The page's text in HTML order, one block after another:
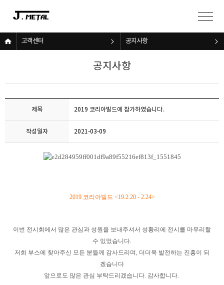
고객센터 공지사항
공지사항
제목 2019 코리아빌드에 참가하였습니다.
작성일자 2021-03-09
2019 코리아빌드 <19.2.20 - 2.24>
이번 전시회에서 많은 관심과 성원을 보내주셔서 성황리에 전시를 마무리할
수 있었습니다.
저희 부스에 찾아주신 모든 분들께 감사드리며, 더더욱 발전하는 진흥이 되
겠습니다
앞​으로도 많은 관심 부탁드리겠습니다. 감사합니다. ​